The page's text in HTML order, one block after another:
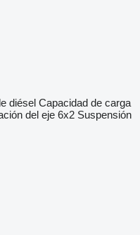
diésel Capacidad de carga
del eje 6x2 Suspensión